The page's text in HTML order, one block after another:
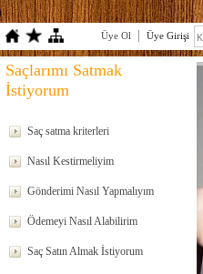
Üye Ol Üye Girişi
Saçlarımı Satmak
İstiyorum
Saç satma kriterleri
Nasıl Kestirmeliyim
Gönderimi Nasıl Yapmalıyım
Ödemeyi Nasıl Alabilirim
Saç Satın Almak İstiyorum